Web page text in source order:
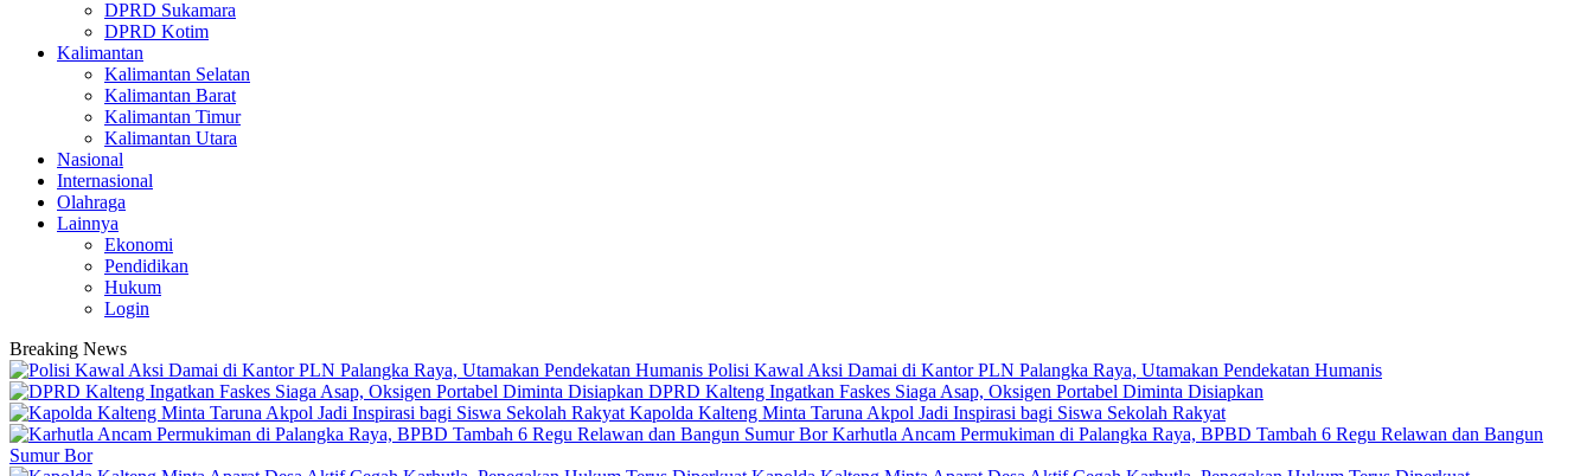
DPRD Sukamara
DPRD Kotim
Kalimantan
Kalimantan Selatan
Kalimantan Barat
Kalimantan Timur
Kalimantan Utara
Nasional
Internasional
Olahraga
Lainnya
Ekonomi
Pendidikan
Hukum
Login
Breaking News
Polisi Kawal Aksi Damai di Kantor PLN Palangka Raya, Utamakan Pendekatan Humanis
DPRD Kalteng Ingatkan Faskes Siaga Asap, Oksigen Portabel Diminta Disiapkan
Kapolda Kalteng Minta Taruna Akpol Jadi Inspirasi bagi Siswa Sekolah Rakyat
Karhutla Ancam Permukiman di Palangka Raya, BPBD Tambah 6 Regu Relawan dan Bangun
Sumur Bor